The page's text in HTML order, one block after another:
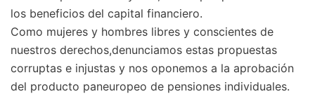
los beneficios del capital financiero.
Como mujeres y hombres libres y conscientes de
nuestros derechos,denunciamos estas propuestas
corruptas e injustas y nos oponemos a la aprobación
del producto paneuropeo de pensiones individuales.